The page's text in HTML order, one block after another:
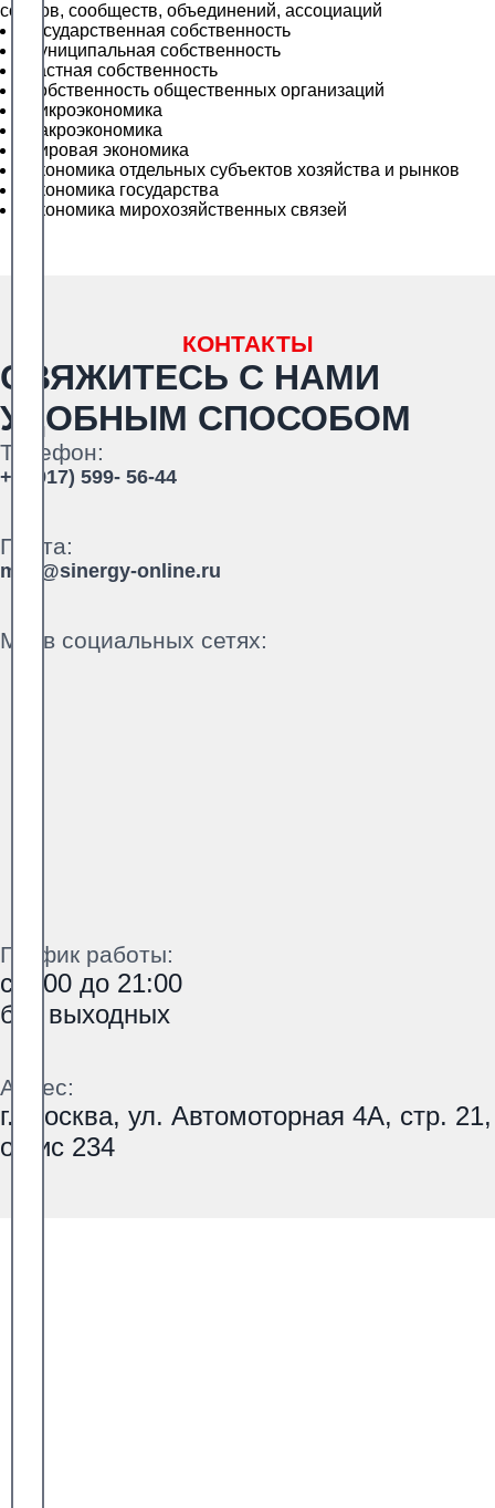
союзов, сообществ, объединений, ассоциаций
Государственная собственность
Муниципальная собственность
Частная собственность
Собственность общественных организаций
Микроэкономика
Макроэкономика
Мировая экономика
Экономика отдельных субъектов хозяйства и рынков
Экономика государства
Экономика мирохозяйственных связей
КОНТАКТЫ
СВЯЖИТЕСЬ С НАМИ
УДОБНЫМ СПОСОБОМ
Телефон:
+7 (917) 599- 56-44
Почта:
mail@sinergy-online.ru
Мы в социальных сетях:
График работы:
с 9:00 до 21:00
без выходных
Адрес:
г. Москва, ул. Автомоторная 4А, стр. 21,
офис 234